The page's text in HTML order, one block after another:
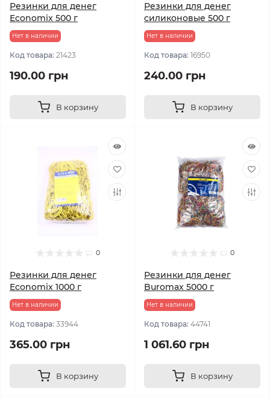
Резинки для денег
Economix 500 г
Нет в наличии
Код товара: 21423
190.00 грн
В корзину
Резинки для денег
силиконовые 500 г
Нет в наличии
Код товара: 16950
240.00 грн
В корзину
0
Резинки для денег
Economix 1000 г
Нет в наличии
Код товара: 33944
365.00 грн
В корзину
0
Резинки для денег
Buromax 5000 г
Нет в наличии
Код товара: 44741
1 061.60 грн
В корзину